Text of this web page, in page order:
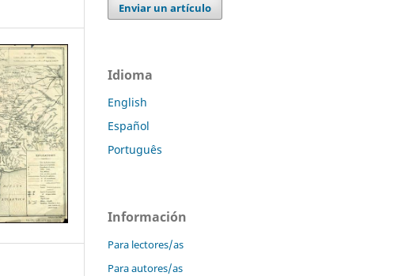
Enviar un artículo
Idioma
English
Español
Português
Información
Para lectores/as
Para autores/as